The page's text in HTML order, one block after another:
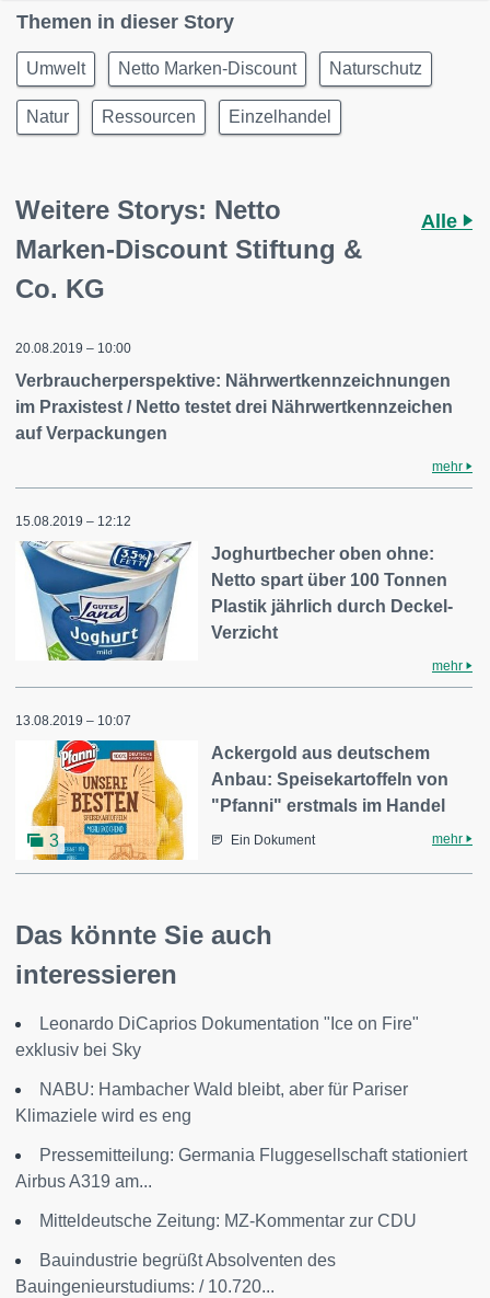
Themen in dieser Story
Umwelt Netto Marken-Discount Naturschutz
Natur Ressourcen Einzelhandel
Weitere Storys: Netto
Marken-Discount Stiftung &
Co. KG
Alle
20.08.2019 – 10:00
Verbraucherperspektive: Nährwertkennzeichnungen
im Praxistest / Netto testet drei Nährwertkennzeichen
auf Verpackungen
mehr
15.08.2019 – 12:12
Joghurtbecher oben ohne:
Netto spart über 100 Tonnen
Plastik jährlich durch Deckel-
Verzicht
mehr
13.08.2019 – 10:07
3
Ackergold aus deutschem
Anbau: Speisekartoffeln von
"Pfanni" erstmals im Handel
Ein Dokument mehr
Das könnte Sie auch
interessieren
Leonardo DiCaprios Dokumentation "Ice on Fire"
exklusiv bei Sky
NABU: Hambacher Wald bleibt, aber für Pariser
Klimaziele wird es eng
Pressemitteilung: Germania Fluggesellschaft stationiert
Airbus A319 am...
Mitteldeutsche Zeitung: MZ-Kommentar zur CDU
Bauindustrie begrüßt Absolventen des
Bauingenieurstudiums: / 10.720...